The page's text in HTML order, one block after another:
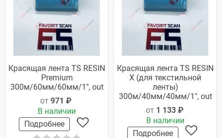
Красящая лента TS RESIN
Premium
300м/60мм/60мм/1", out
от 971 ₽
В наличии
Подробнее
Красящая лента TS RESIN
X (для текстильной
ленты)
300м/40мм/40мм/1", out
от 1 133 ₽
В наличии
Подробнее